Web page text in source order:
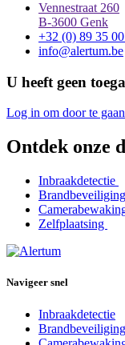
Vennestraat 260
B-3600 Genk
+32 (0) 89 35
info@alertum.be
U heeft geen
Log in om door te gaan
Ontdek onze
Inbraakdetectie
Brandbeveiliging
Zelfplaatsing
Navigeer snel
Inbraakdetectie
Brandbeveiliging